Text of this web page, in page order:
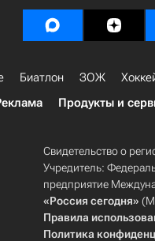
Биатлон ЗОЖ
Продукты и
Свидетельство о
Учредитель:
предприятие
«Россия сегодня»
Правила
Политика